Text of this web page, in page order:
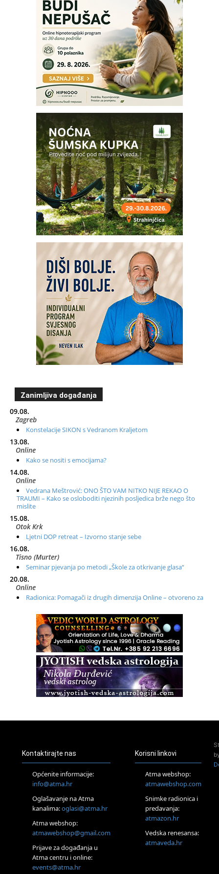
Zanimljiva događanja
09.08.
Zagreb
Konstelacije SIKON s Vedranom Kraljetom
13.08.
Online
Kako se nositi s emocijama?
14.08.
Online
Vedrana Meštrović: ONO ŠTO VAM NITKO NIJE REKAO O
TRAUMI – Kako se osloboditi njezinih posljedica brže nego što
mislite
15.08.
Otok Krk
Ljetni DOP retreat – Izvorno stanje sebe
16.08.
Tisno (Murter)
Seminar pjevanja po metodi „Škole za otkrivanje glasa“
20.08.
Online
Radionica: Pomagači iz drugih dimenzija Online – otvoreno za
Zagreb+Online
Osnovni ThetaHealing® tečaj, Zagreb i Online
Zagreb
Osnovna radionica za izscjeljivanje pranom (Basic Pranic
Healing course)
Access BARS®, otpusti stres
Pjesma srca / Zagreb
Tečaj Višeg Vodstva, razvijanja intuicije i Akaša zapisa
Online
Upisi u program Profesionalni hipnoterapeut — nova
Online
Postanite Nositelj Vibracije Nove Zemlje
Visoko
Kontaktirajte nas
Općenite informacije:
info@atma.hr
Oglašavanje na Atma
kanalima:oglasi@atma.hr
Atma webshop:
atmawebshop@gmail.com
Prijave za događanja u
Atma centru i online:
events@atma.hr
Korisni linkovi
Atma webshop:
atmawebshop.com
Snimke radionica i
predavanja:
atmazon.hr
Vedska renesansa:
atmaveda.hr